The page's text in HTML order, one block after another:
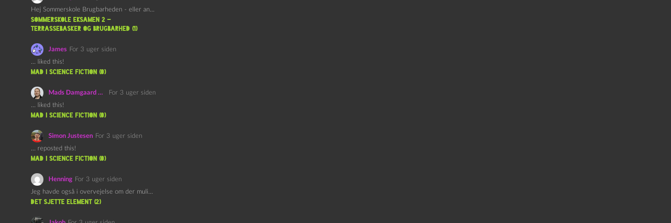
Hej Sommerskole Brugbarheden - eller anvendeligheden - af "Øl&Ævl" er…
Sommerskole Eksamen 2 –
Terrassebasker og Brugbarhed (1)
James For 3 uger siden
… liked this!
mad i science fiction (0)
Mads Damgaard Mortensen (Å)
For 3 uger siden
… liked this!
mad i science fiction (0)
Simon Justesen For 3 uger siden
… reposted this!
mad i science fiction (0)
Henning For 3 uger siden
Jeg havde også i overvejelse om der muligvis kunne være…
det sjette element (2)